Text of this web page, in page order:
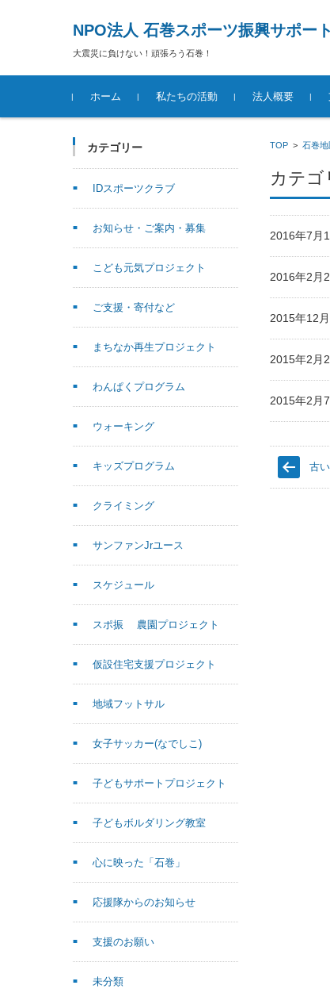
NPO法人 石巻スポーツ振興サポー
大震災に負けない！頑張ろう石巻！
コンテンツに移動
ホーム
私たちの活動 法人概要
TOP> 石巻
カテゴ
2016年7
2016年2
2015年12
2015年2
2015年2
古
カテゴリー
IDスポーツクラブ
お知らせ・ご案内・募集
こども元気プロジェクト
ご支援・寄付など
まちなか再生プロジェクト
わんぱくプログラム
ウォーキング
キッズプログラム
クライミング
サンファンJrユース
スケジュール
スポ振 農園プロジェクト
仮設住宅支援プロジェクト
地域フットサル
女子サッカー(なでしこ)
子どもサポートプロジェクト
子どもボルダリング教室
心に映った「石巻」
応援隊からのお知らせ
支援のお願い
未分類